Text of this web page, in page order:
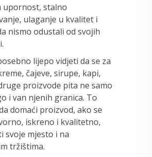
upornost, stalno
ulaganje u kvalitet i
nismo odustali od svojih
lijepo vidjeti da se za
čajeve, sirupe, kapi,
proizvode pita ne samo
i van njenih granica. To
domaći proizvod, ako se
iskreno i kvalitetno,
svoje mjesto i na
tržištima.